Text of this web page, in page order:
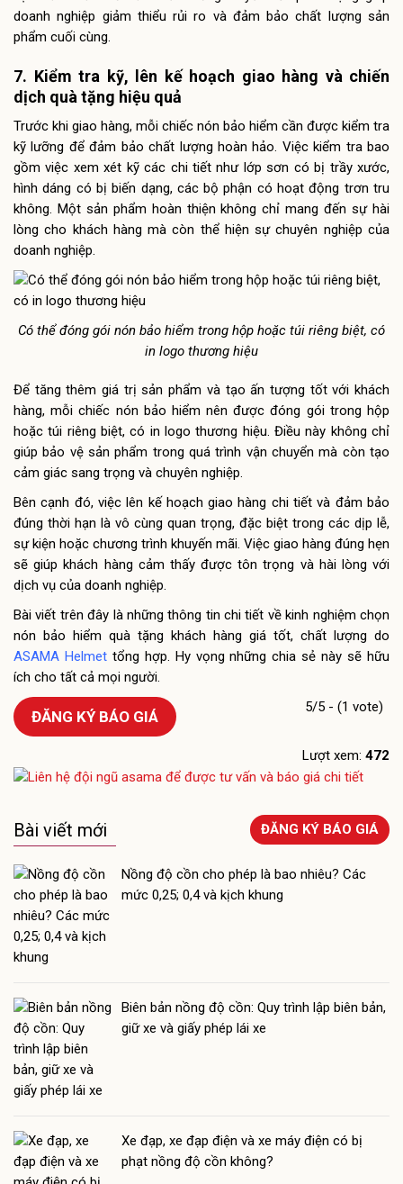
doanh nghiệp giảm thiểu rủi ro và đảm bảo chất lượng sản
phẩm cuối cùng.
7. Kiểm tra kỹ, lên kế hoạch giao hàng và chiến
dịch quà tặng hiệu quả
Trước khi giao hàng, mỗi chiếc nón bảo hiểm cần được kiểm tra
kỹ lưỡng để đảm bảo chất lượng hoàn hảo. Việc kiểm tra bao
gồm việc xem xét kỹ các chi tiết như lớp sơn có bị trầy xước,
hình dáng có bị biến dạng, các bộ phận có hoạt động trơn tru
không. Một sản phẩm hoàn thiện không chỉ mang đến sự hài
lòng cho khách hàng mà còn thể hiện sự chuyên nghiệp của
doanh nghiệp.
Có thể đóng gói nón bảo hiểm trong hộp hoặc túi riêng biệt, có
in logo thương hiệu
Để tăng thêm giá trị sản phẩm và tạo ấn tượng tốt với khách
hàng, mỗi chiếc nón bảo hiểm nên được đóng gói trong hộp
hoặc túi riêng biệt, có in logo thương hiệu. Điều này không chỉ
giúp bảo vệ sản phẩm trong quá trình vận chuyển mà còn tạo
cảm giác sang trọng và chuyên nghiệp.
Bên cạnh đó, việc lên kế hoạch giao hàng chi tiết và đảm bảo
đúng thời hạn là vô cùng quan trọng, đặc biệt trong các dịp lễ,
sự kiện hoặc chương trình khuyến mãi. Việc giao hàng đúng hẹn
sẽ giúp khách hàng cảm thấy được tôn trọng và hài lòng với
dịch vụ của doanh nghiệp.
Bài viết trên đây là những thông tin chi tiết về kinh nghiệm chọn
nón bảo hiểm quà tặng khách hàng giá tốt, chất lượng do
ASAMA Helmettổng hợp. Hy vọng những chia sẻ này sẽ hữu
ích cho tất cả mọi người.
5/5 - (1 vote)
ĐĂNG KÝ BÁO GIÁ
Lượt xem: 472
Bài viết mới ĐĂNG KÝ BÁO GIÁ
Nồng độ cồn cho phép là bao nhiêu? Các
mức 0,25; 0,4 và kịch khung
Biên bản nồng độ cồn: Quy trình lập biên bản,
giữ xe và giấy phép lái xe
Xe đạp, xe đạp điện và xe máy điện có bị
phạt nồng độ cồn không?